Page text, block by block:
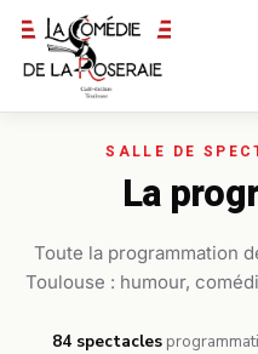
Passer au contenu principal
La
Toute la programmation
Toulouse : humour,
84 spectacles·